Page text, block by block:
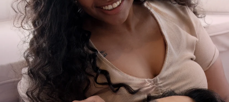
Mis dispositivos
Mis pedidos
Mis direcciones
Mis suscripciones
FAQ™ Pure Beauty-Tech Elixir
issa™ Teeth Whitening Set
English Deutsch
Español
Français
Italiano
Português
Polski
Svenska
Русский
Türkçe
简体中文 繁體中文